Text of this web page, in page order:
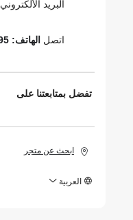
البريد الألكتروني
اتصلالهاتف: 532395-600
تفضل بمتابعتنا على
ابحث عن متجر
العربية